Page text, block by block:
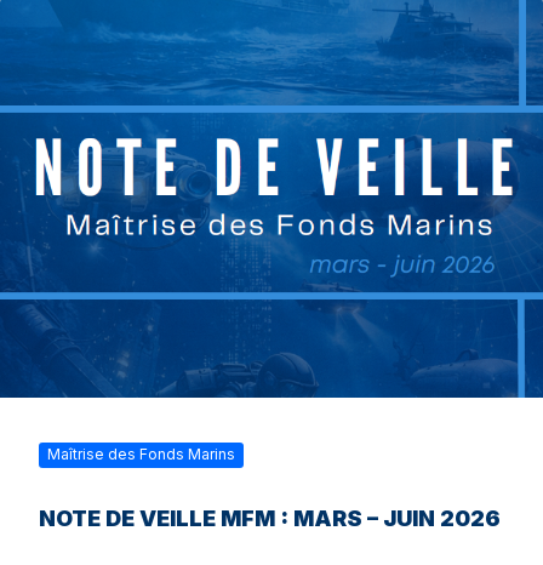
Maîtrise des Fonds Marins
NOTE DE VEILLE MFM : MARS – JUIN 2026